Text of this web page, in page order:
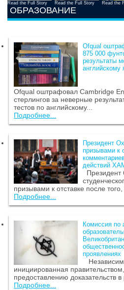
Read the Full Story Read the Full Story Read the
ОБРАЗОВАНИЕ
Ofqual
875 000
результаты
английскому
Ofqual оштрафовал Cambridge
стерлингов за неверные
тестов по английскому...
Подробнее...
Президент
призывами к
действий
Президент
призывами к отставке после того,
Подробнее...
Комиссия по
проявлениях
инициированная
предоставлению доказательств в
Подробнее...